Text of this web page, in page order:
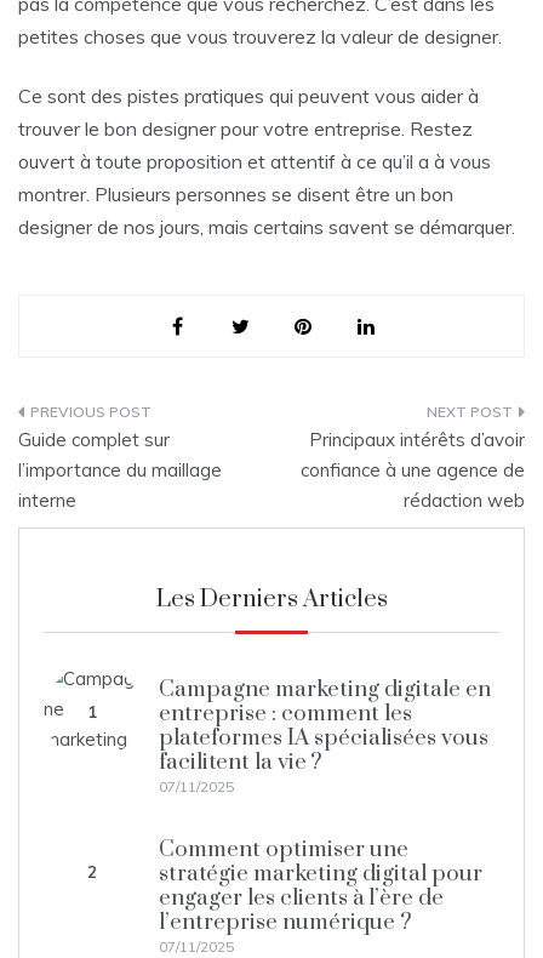
petites choses que vous trouverez la valeur de designer.
Ce sont des pistes pratiques qui peuvent vous aider à
trouver le bon designer pour votre entreprise. Restez
ouvert à toute proposition et attentif à ce qu’il a à vous
montrer. Plusieurs personnes se disent être un bon
designer de nos jours, mais certains savent se démarquer.
Navigation
de
l’article
Guide complet sur
l’importance du maillage
interne
Principaux intérêts d’avoir
confiance à une agence de
rédaction web
Les Derniers Articles
1
Campagne marketing digitale en
entreprise : comment les
plateformes IA spécialisées vous
facilitent la vie ?
07/11/2025
2
Comment optimiser une
stratégie marketing digital pour
engager les clients à l’ère de
l’entreprise numérique ?
07/11/2025